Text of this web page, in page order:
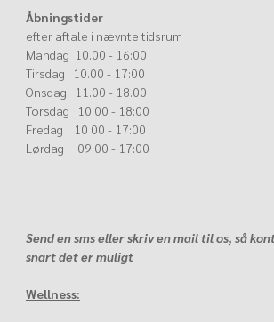
Åbningstider
efter aftale i nævnte tidsrum
Mandag 10.00 - 16:00
Tirsdag 10.00 - 17:00
Onsdag 11.00 - 18.00
Torsdag 10.00 - 18:00
Fredag 10 00 - 17:00
Lørdag 09.00 - 17:00
Send en sms eller skriv en mail til os, så
snart det er muligt
Wellness: